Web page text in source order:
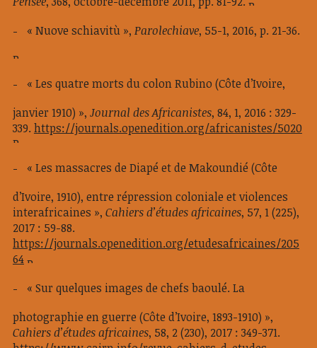
« Nuove schiavitù », Parolechiave, 55-1, 2016, p. 21-36.
« Les quatre morts du colon Rubino (Côte d’Ivoire,
janvier 1910) », Journal des Africanistes, 84, 1, 2016 : 329-
339. https://journals.openedition.org/africanistes/5020
« Les massacres de Diapé et de Makoundié (Côte
d’Ivoire, 1910), entre répression coloniale et violences
interafricaines », Cahiers d’études africaines, 57, 1 (225),
2017 : 59-88.
https://journals.openedition.org/etudesafricaines/205
64
« Sur quelques images de chefs baoulé. La
photographie en guerre (Côte d’Ivoire, 1893-1910) »,
Cahiers d’études africaines, 58, 2 (230), 2017 : 349-371.